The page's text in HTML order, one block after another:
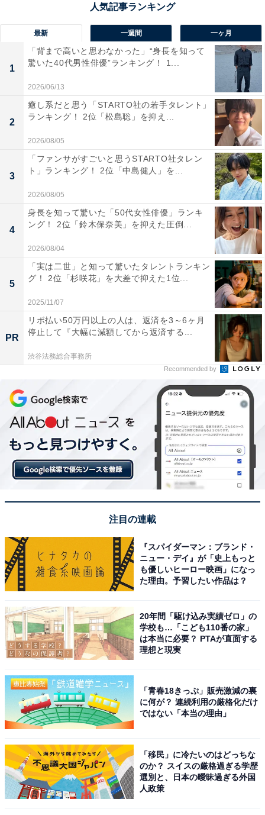
1位：草なぎ剛（羽鳥善一役）
View this post on Instagram
A post shared by 朝ドラ「ブギウギ」公式 (@asadora_bk_nhk)
1位には、「草なぎ剛」さんがランクインしました。
※「なぎ」は、弓へんに前の旧字体、その下に刀
1974年7月9日生まれの草なぎさんは、SMAPのメンバー
としてデビューし国民的な人気を獲得。早くから俳優と
しても評価を高め、『いいひと。』『僕シリーズ』『任
侠ヘルパー』（全てフジテレビ系）や、映画『黄泉がえ
り』『ミッドナイトスワン』などさまざまな作品に出演
『ブギウギ』で演じる羽鳥善一は、作曲家の「服部良
一」さんがモデル。主人公の花田鈴子を一流の歌手に鍛
です。何を考えているか分からないつかみ所のない性格
の持ち主で、草なぎさんの雰囲気にもピッタリ。抜群の
演技力で、ドラマを盛り上げ続けています。
最新 一週間 一ヶ月
1
「背まで高いと思わなかった」“身長を知って
驚いた40代男性俳優”ランキング！ 1...
2026/06/13
2
癒し系だと思う「STARTO社の若手タレント」
ランキング！ 2位「松島聡」を抑え...
2026/08/05
3
「ファンサがすごいと思うSTARTO社タレン
ト」ランキング！ 2位「中島健人」を...
2026/08/05
4
身長を知って驚いた「50代女性俳優」ランキ
ング！ 2位「鈴木保奈美」を抑えた圧倒...
2026/08/04
5
「実は二世」と知って驚いたタレントランキン
グ！ 2位「杉咲花」を大差で抑えた1位...
2025/11/07
PR
リボ払い50万円以上の人は、返済を3～6ヶ月
停止して『大幅に減額してから返済する...
渋谷法務総合事務所
Recommended by
注目の連載
『スパイダーマン：ブランド・
ニュー・デイ』が「史上もっと
も優しいヒーロー映画」になっ
た理由。予習したい作品は？
20年間「駆け込み実績ゼロ」の
学校も…「こども110番の家」
は本当に必要？ PTAが直面する
理想と現実
「青春18きっぷ」販売激減の裏
に何が？ 連続利用の厳格化だけ
ではない「本当の理由」
「移民」に冷たいのはどっちな
のか？ スイスの厳格過ぎる学歴
選別と、日本の曖昧過ぎる外国
人政策